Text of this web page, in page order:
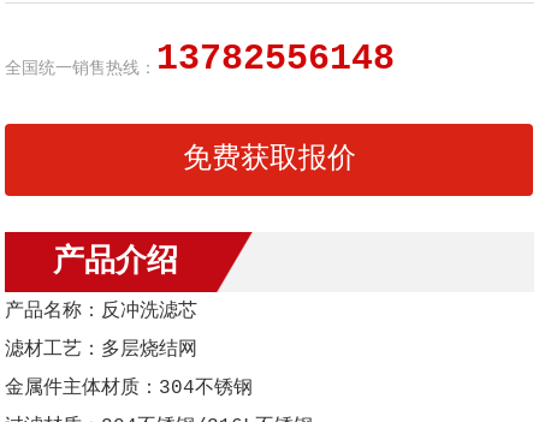
全国统一销售热线： 13782556148
免费获取报价
产品介绍
产品名称：反冲洗滤芯
滤材工艺：多层烧结网
金属件主体材质：304不锈钢